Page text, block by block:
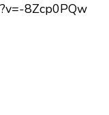
DE
8Zcp0PQw